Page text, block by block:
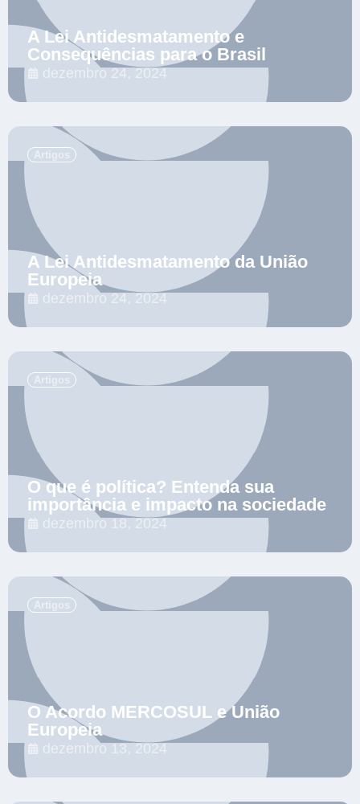
A Lei Antidesmatamento e
Consequências para o Brasil
dezembro 24, 2024
Artigos
A Lei Antidesmatamento da União
Europeia
dezembro 24, 2024
Artigos
O que é política? Entenda sua
importância e impacto na sociedade
dezembro 18, 2024
Artigos
O Acordo MERCOSUL e União
Europeia
dezembro 13, 2024